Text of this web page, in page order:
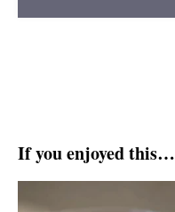
If you enjoyed this…